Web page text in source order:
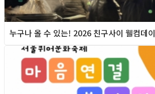
누구나 올 수 있는! 2026 친구사이 웰컴데이